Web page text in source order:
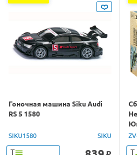
Гоночная машина Siku Audi
RS 5 1580
SIKU1580 SIKU
Т Т